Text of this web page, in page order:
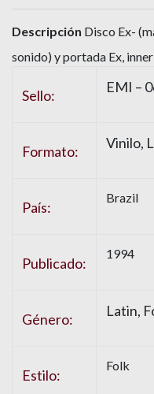
Descripción Disco Ex-
sonido) y portada Ex,
Sello: EMI –
Formato: Vinilo,
País:
Brazil
Publicado:
1994
Género: Latin,
Estilo:
Folk